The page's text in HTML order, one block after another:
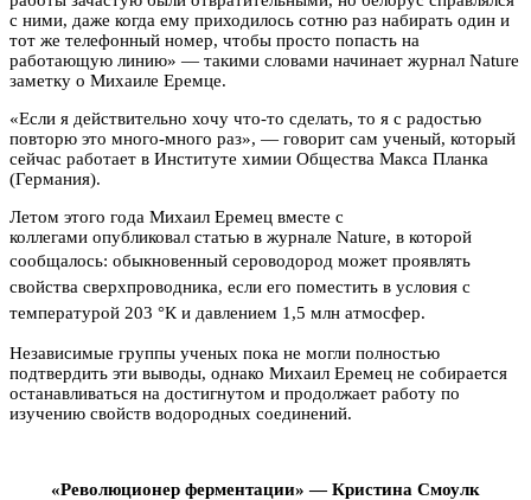
с ними, даже когда ему приходилось сотню раз набирать один и
тот же телефонный номер, чтобы просто попасть на
работающую линию» — такими словами начинает журнал Nature
заметку о Михаиле Еремце.
«Если я действительно хочу что-то сделать, то я с радостью
повторю это много-много раз», — говорит сам ученый, который
сейчас работает в Институте химии Общества Макса Планка
(Германия).
Летом этого года Михаил Еремец вместе с
коллегами опубликовал статью в журнале Nature, в которой
сообщалось: обыкновенный сероводород может проявлять
свойства сверхпроводника, если его поместить в условия с
температурой 203 °К и давлением 1,5 млн атмосфер.
Независимые группы ученых пока не могли полностью
подтвердить эти выводы, однако Михаил Еремец не собирается
останавливаться на достигнутом и продолжает работу по
изучению свойств водородных соединений.
«Революционер ферментации» — Кристина Смоулк